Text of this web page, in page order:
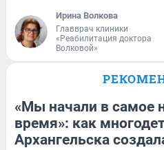
Ирина Волкова
Главврач клиники
«Реабилитация доктора
Волковой»
«Мы начали в самое
время»: как
Архангельска